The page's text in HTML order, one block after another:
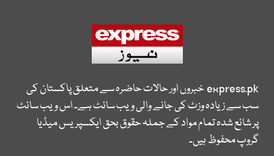
express.pkخبروں اور حالات حاضرہ سے متعلق پاکستان کی
سب سے زیادہ وزٹ کی جانے والی ویب سائٹ ہے۔ اس ویب سائٹ
پر شائع شدہ تمام مواد کے جملہ حقوق بحق ایکسپریس میڈیا
گروپ محفوظ ہیں۔